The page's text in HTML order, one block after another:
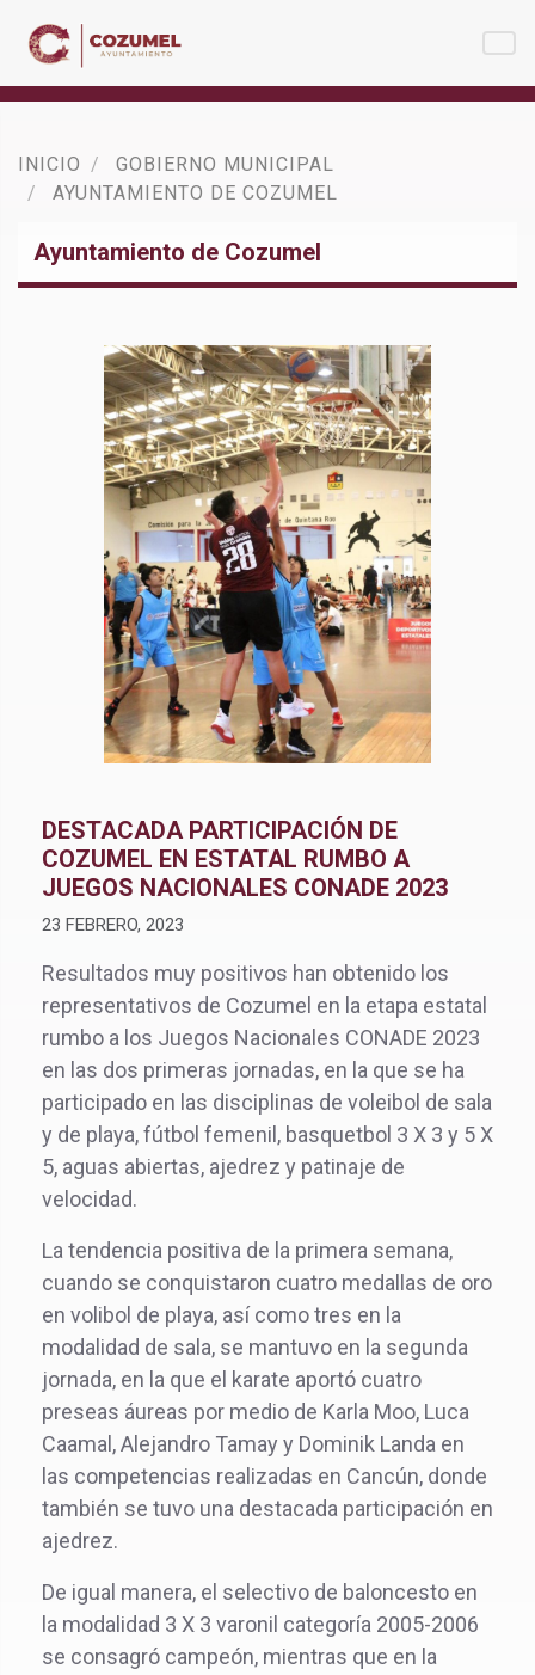
INICIO
GOBIERNO MUNICIPAL
AYUNTAMIENTO DE COZUMEL
Ayuntamiento de Cozumel
DESTACADA PARTICIPACIÓN DE
COZUMEL EN ESTATAL RUMBO A
JUEGOS NACIONALES CONADE 2023
23 FEBRERO, 2023
Resultados muy positivos han obtenido los
representativos de Cozumel en la etapa estatal
rumbo a los Juegos Nacionales CONADE 2023
en las dos primeras jornadas, en la que se ha
participado en las disciplinas de voleibol de sala
y de playa, fútbol femenil, basquetbol 3 X 3 y 5 X
5, aguas abiertas, ajedrez y patinaje de
velocidad.
La tendencia positiva de la primera semana,
cuando se conquistaron cuatro medallas de oro
en volibol de playa, así como tres en la
modalidad de sala, se mantuvo en la segunda
jornada, en la que el karate aportó cuatro
preseas áureas por medio de Karla Moo, Luca
Caamal, Alejandro Tamay y Dominik Landa en
las competencias realizadas en Cancún, donde
también se tuvo una destacada participación en
ajedrez.
De igual manera, el selectivo de baloncesto en
la modalidad 3 X 3 varonil categoría 2005-2006
se consagró campeón, mientras que en la